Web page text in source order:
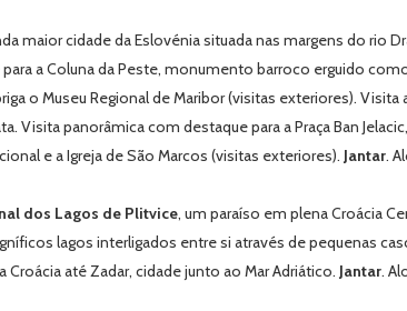
maior cidade da Eslovénia situada nas margens do rio
para a Coluna da Peste, monumento barroco erguido
o Museu Regional de Maribor (visitas exteriores).
Visita panorâmica com destaque para a Praça Ban
e a Igreja de São Marcos (visitas exteriores). Jantar.
dos Lagos de Plitvice, um paraíso em plena Croácia
lagos interligados entre si através de pequenas
até Zadar, cidade junto ao Mar Adriático. Jantar.